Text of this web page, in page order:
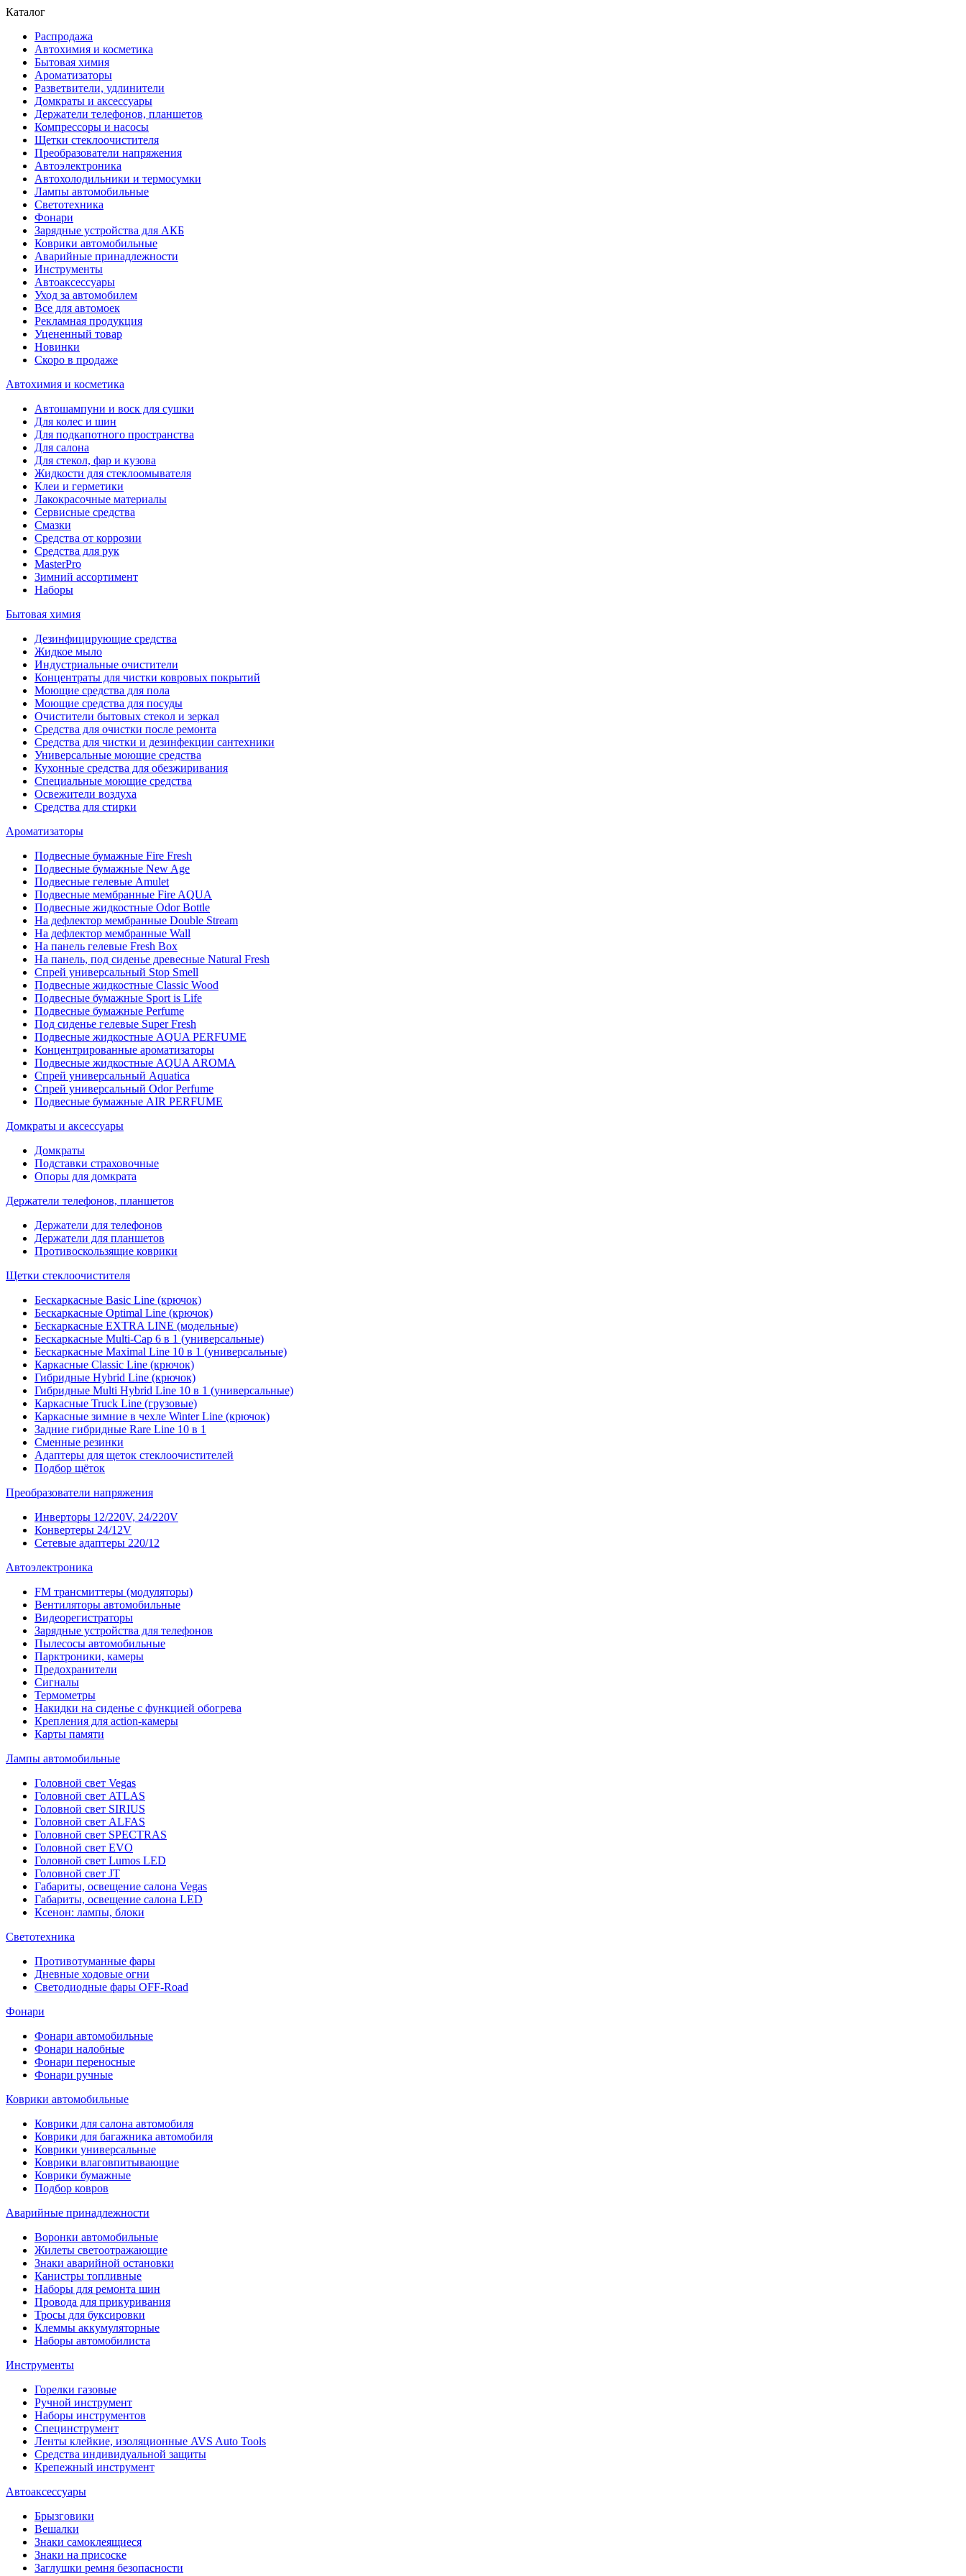
Каталог
Распродажа
Автохимия и косметика
Бытовая химия
Ароматизаторы
Разветвители, удлинители
Домкраты и аксессуары
Держатели телефонов, планшетов
Компрессоры и насосы
Щетки стеклоочистителя
Преобразователи напряжения
Автоэлектроника
Автохолодильники и термосумки
Лампы автомобильные
Светотехника
Фонари
Зарядные устройства для АКБ
Коврики автомобильные
Аварийные принадлежности
Инструменты
Автоаксессуары
Уход за автомобилем
Все для автомоек
Рекламная продукция
Уцененный товар
Новинки
Скоро в продаже
Автохимия и косметика
Автошампуни и воск для сушки
Для колес и шин
Для подкапотного пространства
Для салона
Для стекол, фар и кузова
Жидкости для стеклоомывателя
Клеи и герметики
Лакокрасочные материалы
Сервисные средства
Смазки
Средства от коррозии
Средства для рук
MasterPro
Зимний ассортимент
Наборы
Бытовая химия
Дезинфицирующие средства
Жидкое мыло
Индустриальные очистители
Концентраты для чистки ковровых покрытий
Моющие средства для пола
Моющие средства для посуды
Очистители бытовых стекол и зеркал
Средства для очистки после ремонта
Средства для чистки и дезинфекции сантехники
Универсальные моющие средства
Кухонные средства для обезжиривания
Специальные моющие средства
Освежители воздуха
Средства для стирки
Ароматизаторы
Подвесные бумажные Fire Fresh
Подвесные бумажные New Age
Подвесные гелевые Amulet
Подвесные мембранные Fire AQUA
Подвесные жидкостные Odor Bottle
На дефлектор мембранные Double Stream
На дефлектор мембранные Wall
На панель гелевые Fresh Box
На панель, под сиденье древесные Natural Fresh
Спрей универсальный Stop Smell
Подвесные жидкостные Classic Wood
Подвесные бумажные Sport is Life
Подвесные бумажные Perfume
Под сиденье гелевые Super Fresh
Подвесные жидкостные AQUA PERFUME
Концентрированные ароматизаторы
Подвесные жидкостные AQUA AROMA
Спрей универсальный Aquatica
Спрей универсальный Odor Perfume
Подвесные бумажные AIR PERFUME
Домкраты и аксессуары
Домкраты
Подставки страховочные
Опоры для домкрата
Держатели телефонов, планшетов
Держатели для телефонов
Держатели для планшетов
Противоскользящие коврики
Щетки стеклоочистителя
Бескаркасные Basic Line (крючок)
Бескаркасные Optimal Line (крючок)
Бескаркасные EXTRA LINE (модельные)
Бескаркасные Multi-Cap 6 в 1 (универсальные)
Бескаркасные Maximal Line 10 в 1 (универсальные)
Каркасные Classic Line (крючок)
Гибридные Hybrid Line (крючок)
Гибридные Multi Hybrid Line 10 в 1 (универсальные)
Каркасные Truck Line (грузовые)
Каркасные зимние в чехле Winter Line (крючок)
Задние гибридные Rare Line 10 в 1
Сменные резинки
Адаптеры для щеток стеклоочистителей
Подбор щёток
Преобразователи напряжения
Инверторы 12/220V, 24/220V
Конвертеры 24/12V
Сетевые адаптеры 220/12
Автоэлектроника
FM трансмиттеры (модуляторы)
Вентиляторы автомобильные
Видеорегистраторы
Зарядные устройства для телефонов
Пылесосы автомобильные
Парктроники, камеры
Предохранители
Сигналы
Термометры
Накидки на сиденье с функцией обогрева
Крепления для action-камеры
Карты памяти
Лампы автомобильные
Головной свет Vegas
Головной свет ATLAS
Головной свет SIRIUS
Головной свет ALFAS
Головной свет SPECTRAS
Головной свет EVO
Головной свет Lumos LED
Головной свет JT
Габариты, освещение салона Vegas
Габариты, освещение салона LED
Ксенон: лампы, блоки
Светотехника
Противотуманные фары
Дневные ходовые огни
Светодиодные фары OFF-Road
Фонари
Фонари автомобильные
Фонари налобные
Фонари переносные
Фонари ручные
Коврики автомобильные
Коврики для салона автомобиля
Коврики для багажника автомобиля
Коврики универсальные
Коврики влаговпитывающие
Коврики бумажные
Подбор ковров
Аварийные принадлежности
Воронки автомобильные
Жилеты светоотражающие
Знаки аварийной остановки
Канистры топливные
Наборы для ремонта шин
Провода для прикуривания
Тросы для буксировки
Клеммы аккумуляторные
Наборы автомобилиста
Инструменты
Горелки газовые
Ручной инструмент
Наборы инструментов
Специнструмент
Ленты клейкие, изоляционные AVS Auto Tools
Средства индивидуальной защиты
Крепежный инструмент
Автоаксессуары
Брызговики
Вешалки
Знаки самоклеящиеся
Знаки на присоске
Заглушки ремня безопасности